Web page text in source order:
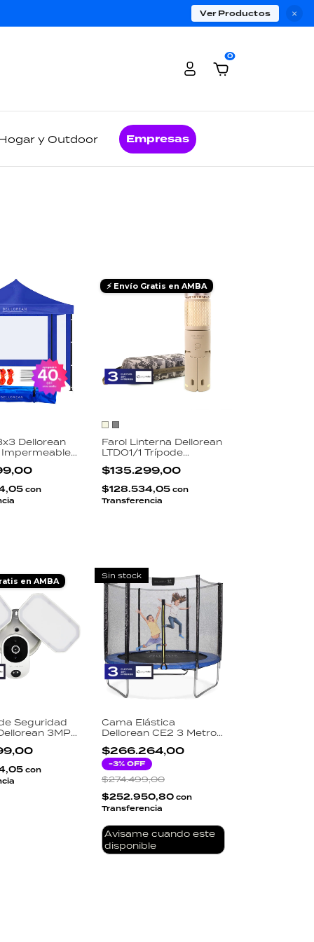
×
Ver Productos
0
y Outdoor Empresas
Dellorean
Bolso
Estacas
con
⚡ Envío Gratis en AMBA
Farol Linterna Dellorean
LTDO1/1 Trípode
Telescópico 97cm 450
Lúmenes IPX5 Power
Bank Batería
10000mAh
$135.299,00
$128.534,05 con
Transferencia
en AMBA
Seguridad
3MP
3000LM
con
Sin stock
Cama Elástica
Dellorean CE2 3 Metros
Red Seguridad 180cm
Escalera Incluida
Soporta 180kg Exterior
Niños
$266.264,00
-3% OFF
$274.499,00
$252.950,80 con
Transferencia
Avisame cuando este
disponible